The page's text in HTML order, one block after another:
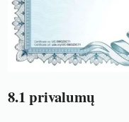
8.1 privalumų